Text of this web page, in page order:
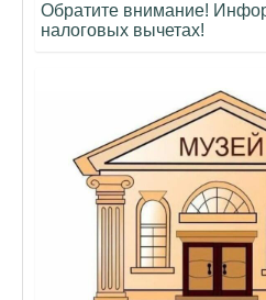
Обратите внимание!
налоговых вычетах!